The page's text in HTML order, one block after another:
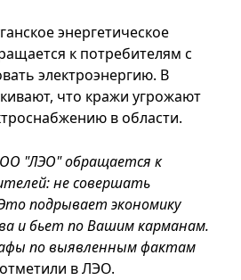
энергетическое
к потребителям с
электроэнергию. В
что кражи угрожают
в области.
"ЛЭО" обращается к
не совершать
подрывает экономику
и бьет по Вашим карманам.
по выявленным фактам
в ЛЭО.